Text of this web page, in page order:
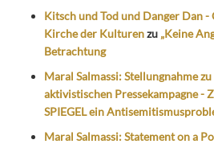
Kitsch und Tod und Danger Dan
Kirche der Kulturenzu „Keine
Betrachtung
Maral Salmassi: Stellungnahme
aktivistischen Pressekampagne -
SPIEGEL ein
Maral Salmassi: Statement on a